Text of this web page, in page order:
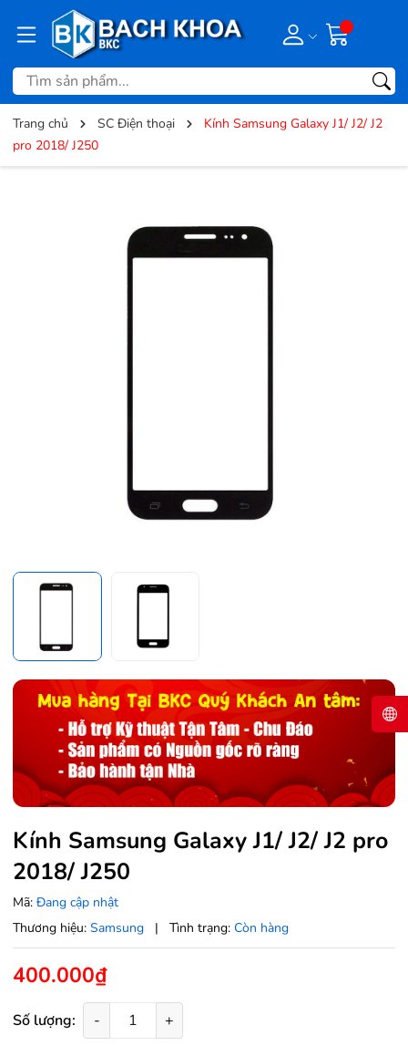
Trang chủ SC Điện thoại
Kính Samsung Galaxy J1/ J2/ J2
pro 2018/ J250
Kính Samsung Galaxy J1/ J2/ J2 pro
2018/ J250
Mã: Đang cập nhật
Thương hiệu: Samsung | Tình trạng: Còn hàng
400.000₫
Số lượng: - +